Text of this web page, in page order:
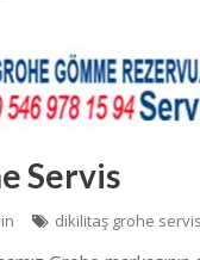
Servis
dikilitaş grohe